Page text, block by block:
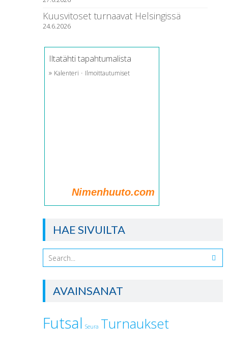
Kuusvitoset turnaavat Helsingissä
24.6.2026
Iltatähti tapahtumalista
» Kalenteri · Ilmoittautumiset
Nimenhuuto.com
HAE SIVUILTA
AVAINSANAT
Futsal Seura Turnaukset